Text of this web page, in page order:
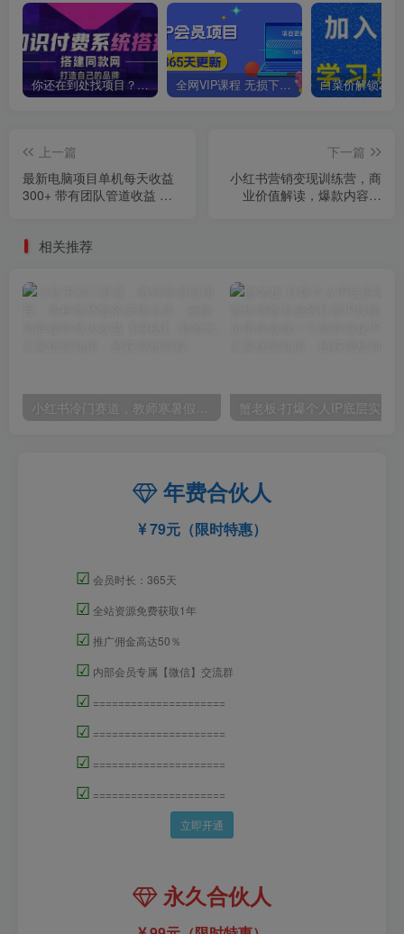
你还在到处找项目？还在当韭菜？我靠卖项目一个月收入5万+，曾经我也是个失败者。 全网VIP课程 无损下载~
上一篇
最新电脑项目单机每天收益
300+ 带有团队管道收益 可
下一篇
小红书营销变现训练营，商
业价值解读，爆款内容打
相关推荐
小红书冷门赛道，教师寒暑假项目，多种连环套的变现方式，还能矩阵操作放大收益【揭秘】
年费合伙人
79元（限时特惠）
☑ 会员时长：365天
☑ 全站资源免费获取1年
☑ 推广佣金高达50％
☑ 内部会员专属【微信】交流群
☑ =====================
☑ =====================
☑ =====================
☑ =====================
立即开通
永久合伙人